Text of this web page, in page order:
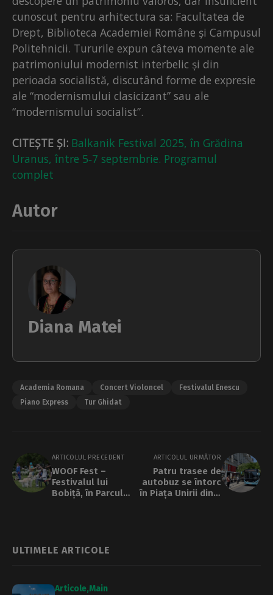
cunoscut pentru arhitectura sa: Facultatea de
Drept, Biblioteca Academiei Române și Campusul
Politehnicii. Tururile expun câteva momente ale
patrimoniului modernist interbelic și din
perioada socialistă, discutând forme de expresie
ale “modernismului clasicizant” sau ale
“modernismului socialist”.
CITEȘTE ȘI: Balkanik Festival 2025, în Grădina
Uranus, între 5‑7 septembrie. Programul
complet
Autor
Diana Matei
Academia Romana Concert Violoncel
Festivalul Enescu
Piano Express
Tur Ghidat
ARTICOLUL PRECEDENT
WOOF Fest –
Festivalul lui
Bobiță, în Parcul
ARTICOLUL URMĂTOR
Patru trasee de
autobuz se întorc
în Piața Unirii din 6
ULTIMELE ARTICOLE
Articole Main